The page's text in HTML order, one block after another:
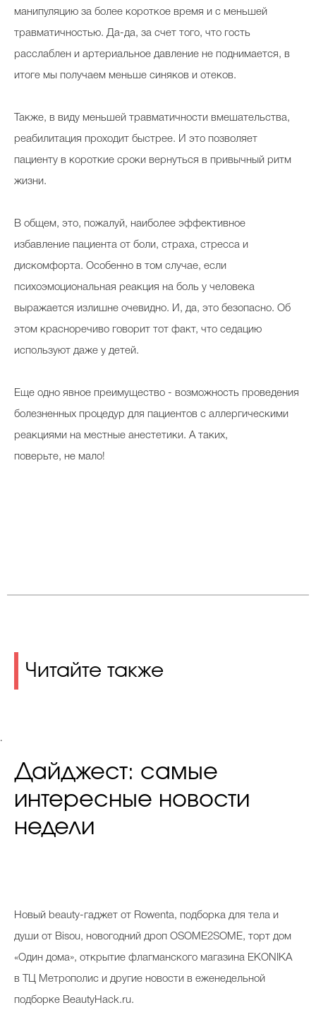
Beauty- битвы
манипуляцию за более короткое время и с меньшей
травматичностью. Да-да, за счет того, что гость
расслаблен и артериальное давление не поднимается, в
итоге мы получаем меньше синяков и отеков.
Также, в виду меньшей травматичности вмешательства,
реабилитация проходит быстрее. И это позволяет
пациенту в короткие сроки вернуться в привычный ритм
жизни.
В общем, это, пожалуй, наиболее эффективное
избавление пациента от боли, страха, стресса и
дискомфорта. Особенно в том случае, если
психоэмоциональная реакция на боль у человека
выражается излишне очевидно. И, да, это ⁠безопасно. Об
этом красноречиво говорит тот факт, что седацию
используют даже у детей.
Еще одно явное преимущество - возможность проведения
болезненных процедур для пациентов с аллергическими
реакциями на местные анестетики. А таких,
поверьте, не мало!
Читайте также
.
Дайджест: самые
интересные новости
недели
Новый beauty-гаджет от Rowenta, подборка для тела и
души от Bisou, новогодний дроп OSOME2SOME, торт дом
«Один дома», открытие флагманского магазина EKONIKA
в ТЦ Метрополис и другие новости в еженедельной
подборке BeautyHack.ru.